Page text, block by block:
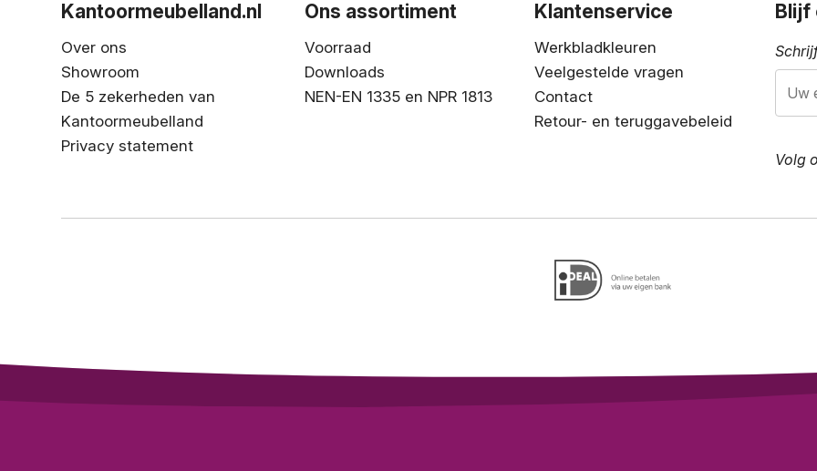
Kantoormeubelland.nl
Over ons
Showroom
De 5 zekerheden van
Kantoormeubelland
Privacy statement
Ons assortiment
Voorraad
Downloads
NEN-EN 1335 en NPR 1813
Klantenservice
Werkbladkleuren
Veelgestelde vragen
Contact
Retour- en teruggavebeleid
Blijf
Volg